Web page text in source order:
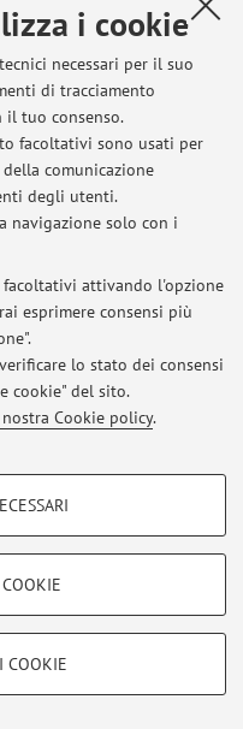
i cookie
necessari per il suo
di tracciamento
tuo consenso.
facoltativi sono usati per
comunicazione
degli utenti.
navigazione solo con i
facoltativi attivando l'opzione
esprimere consensi più
lo stato dei consensi
cookie" del sito.
Cookie policy.
esemplificativo, per il corretto
COOKIE
del sito.
Università di Bologna - Via
Cookie